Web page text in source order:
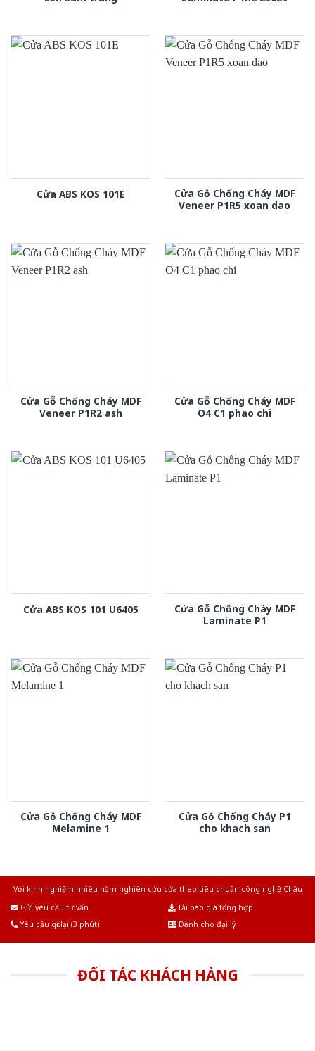
Cửa ABS KOS 101E
Cửa Gỗ Chống Cháy MDF
Veneer P1R5 xoan dao
Cửa Gỗ Chống Cháy MDF
Veneer P1R2 ash
Cửa Gỗ Chống Cháy MDF
O4 C1 phao chi
Cửa ABS KOS 101 U6405
Cửa Gỗ Chống Cháy MDF
Laminate P1
Cửa Gỗ Chống Cháy MDF
Melamine 1
Cửa Gỗ Chống Cháy P1
cho khach san
Với kinh nghiệm nhiêu năm nghiên cứu cửa theo tiêu chuẩn công nghệ Châu
Gửi yêu cầu tư vấn
Tải báo giá tổng hợp
Yêu cầu gọi lại (3 phút)
Dành cho đại lý
ĐỐI TÁC KHÁCH HÀNG